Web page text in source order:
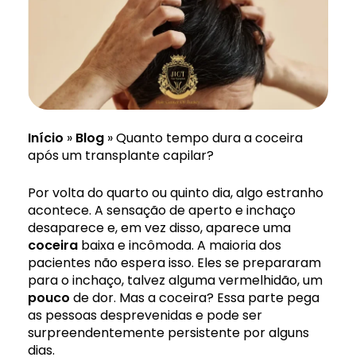
Início » Blog »Quanto tempo dura a coceira
após um transplante capilar?
Por volta do quarto ou quinto dia, algo estranho
acontece. A sensação de aperto e inchaço
desaparece e, em vez disso, aparece uma
coceira baixa e incômoda. A maioria dos
pacientes não espera isso. Eles se prepararam
para o inchaço, talvez alguma vermelhidão, um
pouco de dor. Mas a coceira? Essa parte pega
as pessoas desprevenidas e pode ser
surpreendentemente persistente por alguns
dias.